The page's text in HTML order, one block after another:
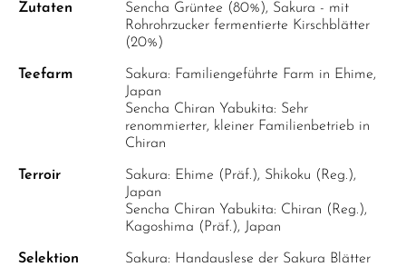
Zutaten
Sencha Grüntee (80%), Sakura - mit
Rohrohrzucker fermentierte Kirschblätter
(20%)
Teefarm
Sakura: Familiengeführte Farm in Ehime,
Japan
Sencha Chiran Yabukita: Sehr
renommierter, kleiner Familienbetrieb in
Chiran
Terroir
Sakura: Ehime (Präf.), Shikoku (Reg.),
Japan
Sencha Chiran Yabukita: Chiran (Reg.),
Kagoshima (Präf.), Japan
Selektion
Sakura: Handauslese der Sakura Blätter